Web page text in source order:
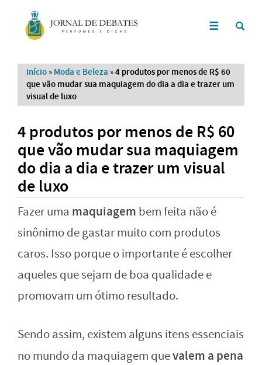
Início » Moda e Beleza »4 produtos por menos de R$ 60
que vão mudar sua maquiagem do dia a dia e trazer um
visual de luxo
4 produtos por menos de R$ 60
que vão mudar sua maquiagem
do dia a dia e trazer um visual
de luxo
Fazer uma maquiagem bem feita não é
sinônimo de gastar muito com produtos
caros. Isso porque o importante é escolher
aqueles que sejam de boa qualidade e
promovam um ótimo resultado.
Sendo assim, existem alguns itens essenciais
no mundo da maquiagem quevalem a pena